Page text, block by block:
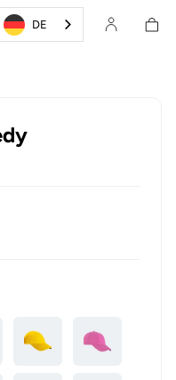
DE Login/Registrieren